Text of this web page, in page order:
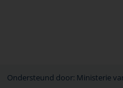
Ondersteund door: Ministerie